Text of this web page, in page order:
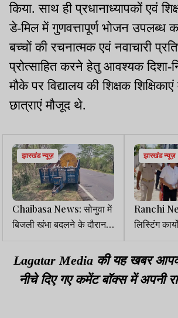
किया. साथ ही प्रधानाध्यापकों एवं
डे-मिल में गुणवत्तापूर्ण भोजन उपलब्ध
बच्चों की रचनात्मक एवं नवाचारी
प्रोत्साहित करने हेतु आवश्यक दिशा-
मौके पर विद्यालय की शिक्षक
छात्राएं मौजूद थे.
झारखंड न्यूज़
Chaibasa News: सोनुवा में
बिजली खंभा बदलने के दौरान
हादसा, ट्रैक्टर-ट्राली से
गिरकर मजदूर की मौत
झारखंड न्यूज़
Ranchi
लिस्टिंग
आयुक्त ने
Lagatar Media की यह खबर
नीचे दिए गए कमेंट बॉक्स में अपनी